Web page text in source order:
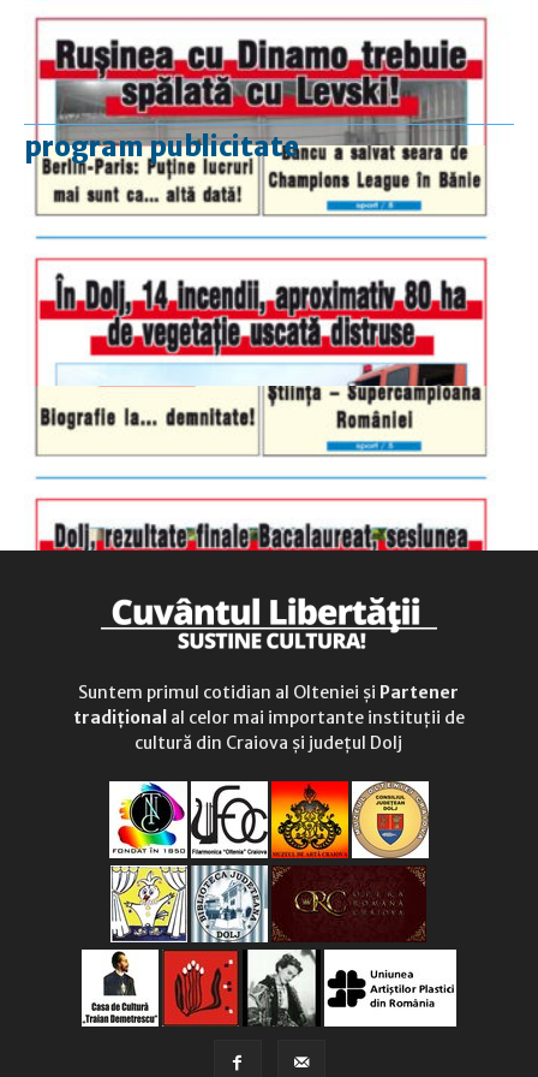
program publicitate
luni-vineri
9.00 - 17.00
duminică
9.00 - 12.00
Suntem primul cotidian al Olteniei și Partener
tradițional al celor mai importante instituții de
cultură din Craiova și județul Dolj